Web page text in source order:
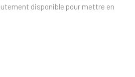
disponible pour mettre en